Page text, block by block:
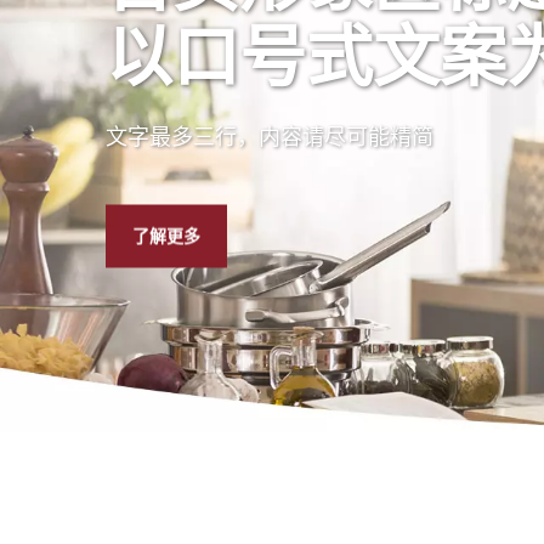
以口号式文案
文字最多三行，内容请尽可能精简
了解更多